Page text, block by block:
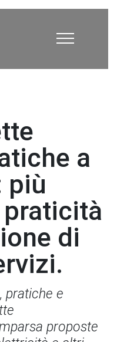
a
più
di
pratiche e
proposte